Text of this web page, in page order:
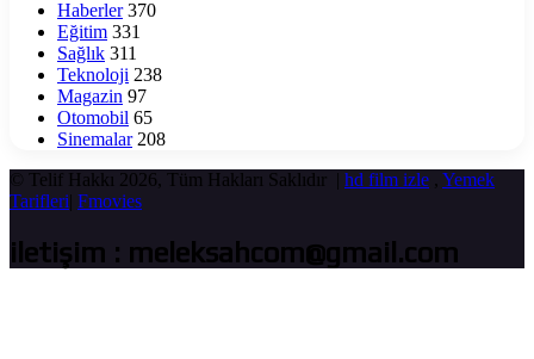
Haberler 370
Eğitim 331
Sağlık 311
Teknoloji 238
Magazin 97
Otomobil 65
Sinemalar 208
© Telif Hakkı 2026, Tüm Hakları Saklıdır | hd film izle , Yemek
Tarifleri| Fmovies
iletişim : meleksahcom@gmail.com